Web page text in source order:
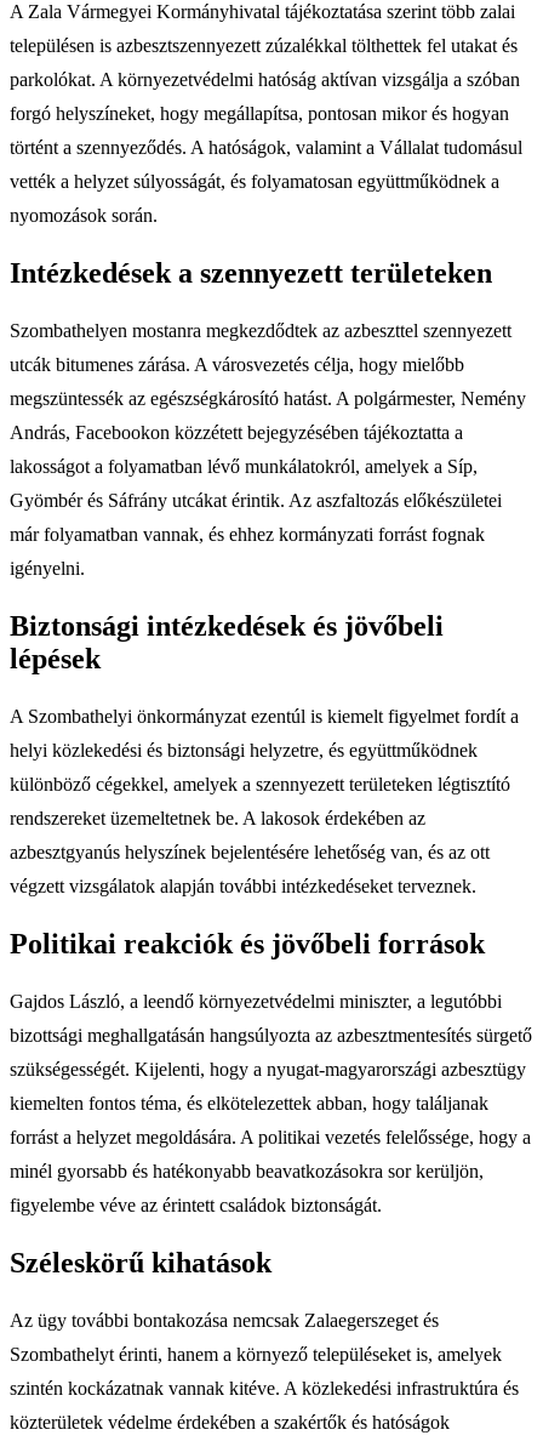
A Zala Vármegyei Kormányhivatal tájékoztatása szerint több zalai
településen is azbesztszennyezett zúzalékkal tölthettek fel utakat és
parkolókat. A környezetvédelmi hatóság aktívan vizsgálja a szóban
forgó helyszíneket, hogy megállapítsa, pontosan mikor és hogyan
történt a szennyeződés. A hatóságok, valamint a Vállalat tudomásul
vették a helyzet súlyosságát, és folyamatosan együttműködnek a
nyomozások során.
Intézkedések a szennyezett területeken
Szombathelyen mostanra megkezdődtek az azbeszttel szennyezett
utcák bitumenes zárása. A városvezetés célja, hogy mielőbb
megszüntessék az egészségkárosító hatást. A polgármester, Nemény
András, Facebookon közzétett bejegyzésében tájékoztatta a
lakosságot a folyamatban lévő munkálatokról, amelyek a Síp,
Gyömbér és Sáfrány utcákat érintik. Az aszfaltozás előkészületei
már folyamatban vannak, és ehhez kormányzati forrást fognak
igényelni.
Biztonsági intézkedések és jövőbeli
lépések
A Szombathelyi önkormányzat ezentúl is kiemelt figyelmet fordít a
helyi közlekedési és biztonsági helyzetre, és együttműködnek
különböző cégekkel, amelyek a szennyezett területeken légtisztító
rendszereket üzemeltetnek be. A lakosok érdekében az
azbesztgyanús helyszínek bejelentésére lehetőség van, és az ott
végzett vizsgálatok alapján további intézkedéseket terveznek.
Politikai reakciók és jövőbeli források
Gajdos László, a leendő környezetvédelmi miniszter, a legutóbbi
bizottsági meghallgatásán hangsúlyozta az azbesztmentesítés sürgető
szükségességét. Kijelenti, hogy a nyugat-magyarországi azbesztügy
kiemelten fontos téma, és elkötelezettek abban, hogy találjanak
forrást a helyzet megoldására. A politikai vezetés felelőssége, hogy a
minél gyorsabb és hatékonyabb beavatkozásokra sor kerüljön,
figyelembe véve az érintett családok biztonságát.
Széleskörű kihatások
Az ügy további bontakozása nemcsak Zalaegerszeget és
Szombathelyt érinti, hanem a környező településeket is, amelyek
szintén kockázatnak vannak kitéve. A közlekedési infrastruktúra és
közterületek védelme érdekében a szakértők és hatóságok